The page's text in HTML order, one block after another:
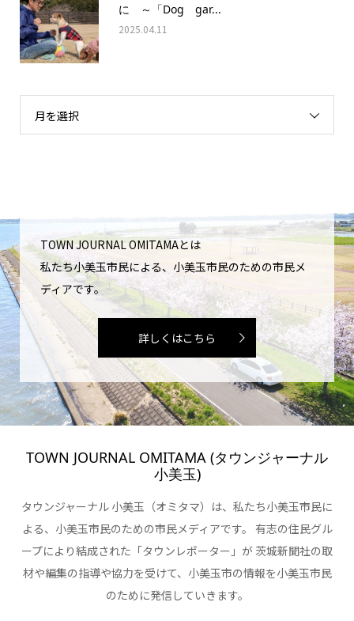
に ～「Dog gar...
2025.04.11
月を選択
TOWN JOURNAL OMITAMAとは
私たち小美玉市民による、小美玉市民のための市民メ
ディアです。
詳しくはこちら
TOWN JOURNAL OMITAMA (タウンジャーナル
小美玉)
タウンジャーナル 小美玉（オミタマ）は、私たち小美玉市民に
よる、小美玉市民のための市民メディアです。 有志の住民グル
ープにより結成された「タウンレポーター」が 茨城新聞社の取
材や編集の指導や協力を受けて、小美玉市の情報を小美玉市民
のために発信していきます。